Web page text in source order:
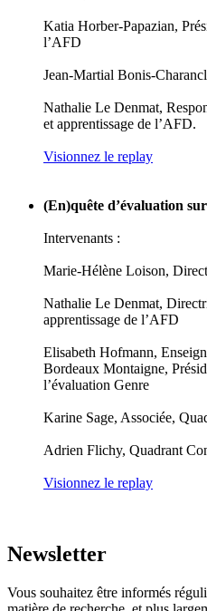
Katia Horber-Papazian,
l’AFD
Jean-Martial Bonis-
Nathalie Le Denmat,
et apprentissage de l’AFD.
Visionnez le replay
(En)quête d’évaluation
Intervenants :
Marie-Hélène Loison,
Nathalie Le Denmat,
apprentissage de l’AFD
Elisabeth Hofmann,
Bordeaux Montaigne,
l’évaluation Genre
Karine Sage, Associée,
Adrien Flichy, Quadrant
Visionnez le replay
Newsletter
Vous souhaitez être informés